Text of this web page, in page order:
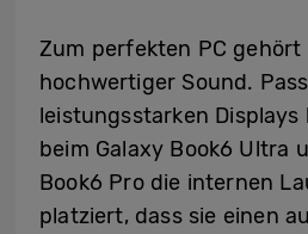
Zum perfekten PC
hochwertiger Sound.
leistungsstarken Displays
beim Galaxy Book6 Ultra
Book6 Pro die internen
platziert, dass sie einen